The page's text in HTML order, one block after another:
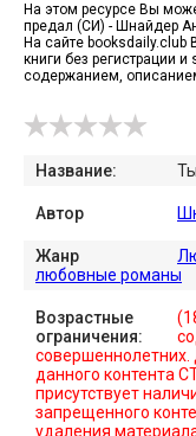
На этом ресурсе Вы
предал (СИ) - Шнайдер
На сайте
книги без регистрации
содержанием,
Название:
Автор
Жанр
любовные романы
Возрастные
ограничения:
данного контента
присутствует
запрещенного
удаления